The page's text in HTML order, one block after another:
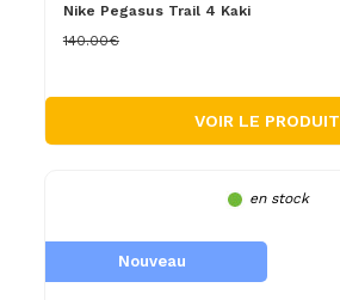
Nike Pegasus Trail 4 Kaki
140.00€
VOIR LE PRODUIT
en stock
Nouveau